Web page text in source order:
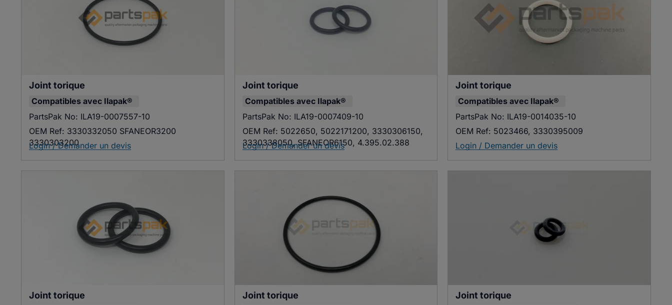
Joint torique
Compatibles avec Ilapak®
PartsPak No: ILA19-0007557-10
OEM Ref: 3330332050 SFANEOR3200
3330303200
Login / Demander un devis
Joint torique
Compatibles avec Ilapak®
PartsPak No: ILA19-0007409-10
OEM Ref: 5022650, 5022171200, 3330306150,
3330338050, SFANEOR6150, 4.395.02.388
Login / Demander un devis
Joint torique
Compatibles avec Ilapak®
PartsPak No: ILA19-0014035-10
OEM Ref: 5023466, 3330395009
Login / Demander un devis
Joint torique Joint torique Joint torique